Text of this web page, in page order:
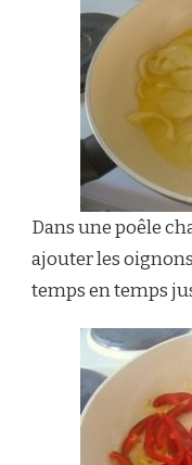
Dans une poêle
ajouter les
temps en temps